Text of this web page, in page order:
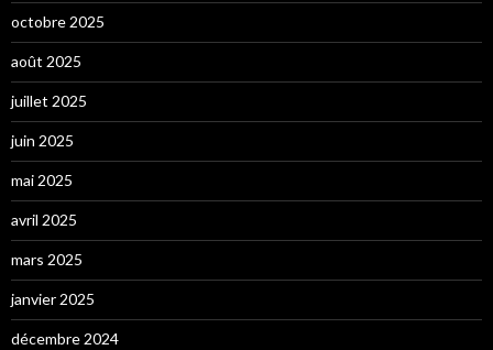
octobre 2025
août 2025
juillet 2025
juin 2025
mai 2025
avril 2025
mars 2025
janvier 2025
décembre 2024